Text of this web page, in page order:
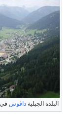
البلدة الجبلية داڤوس في